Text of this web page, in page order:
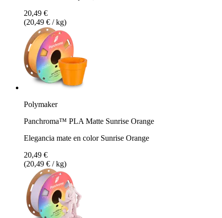
20,49 €
(20,49 € / kg)
Polymaker
Panchroma™ PLA Matte Sunrise Orange
Elegancia mate en color Sunrise Orange
20,49 €
(20,49 € / kg)